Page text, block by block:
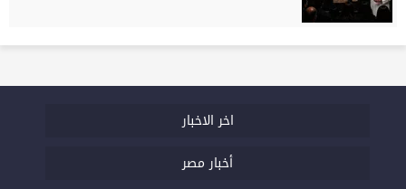
اخر الاخبار
أخبار مصر